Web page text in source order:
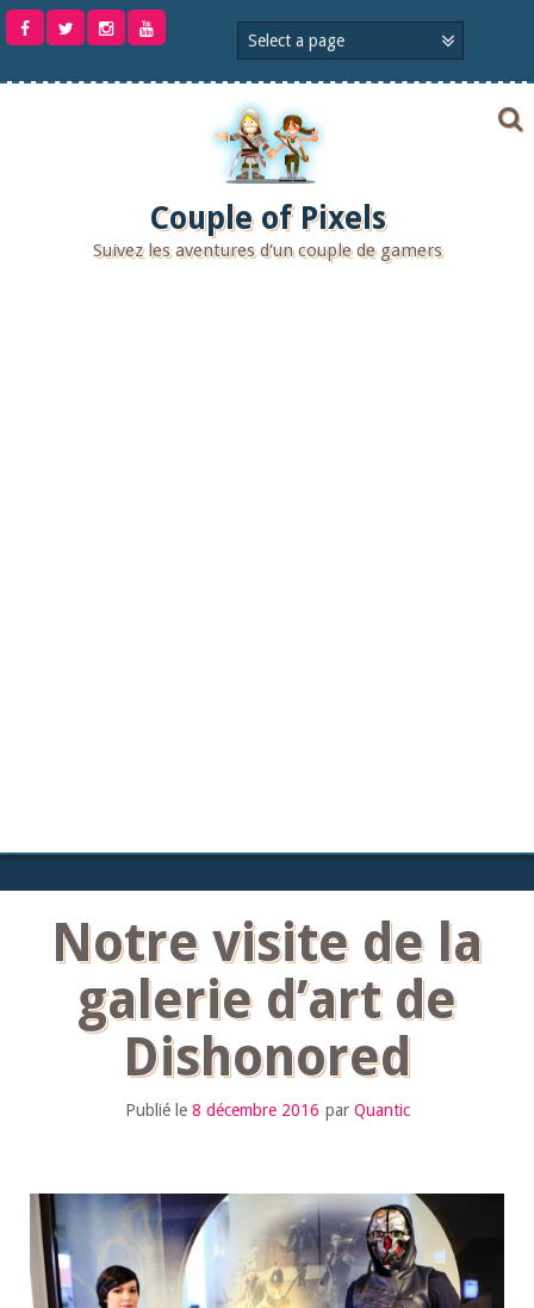
Aller
Couple of Pixels
Suivez les aventures d'un couple de gamers
Notre visite de la
galerie d’art de
Dishonored
Publié le 8 décembre 2016 par Quantic